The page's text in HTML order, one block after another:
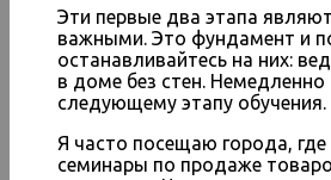
Эти первые два этапа
важными. Это фундамент и
останавливайтесь на них:
в доме без стен. Немедленно
следующему этапу обучения.
Я часто посещаю города,
семинары по продаже